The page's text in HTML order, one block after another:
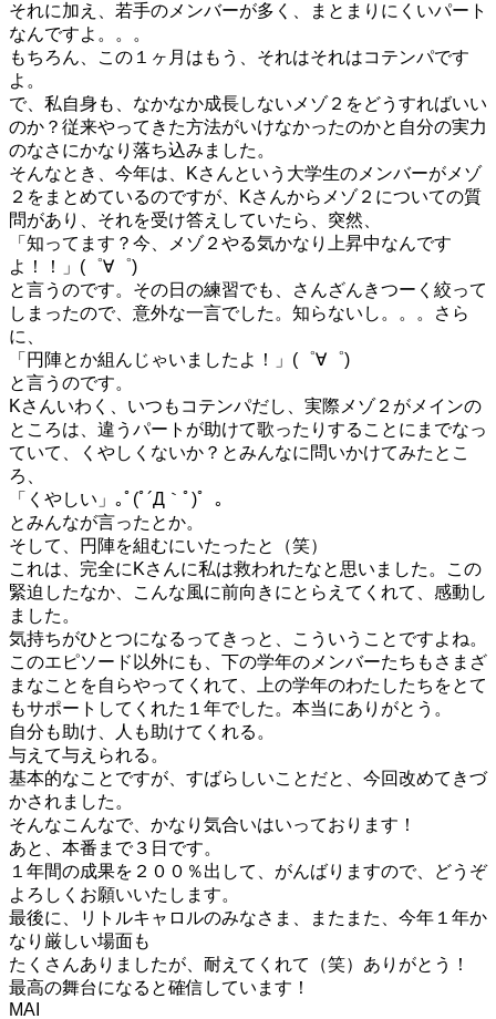
それに加え、若手のメンバーが多く、まとまりにくいパート
なんですよ。。。
もちろん、この１ヶ月はもう、それはそれはコテンパです
よ。
で、私自身も、なかなか成長しないメゾ２をどうすればいい
のか？従来やってきた方法がいけなかったのかと自分の実力
のなさにかなり落ち込みました。
そんなとき、今年は、Kさんという大学生のメンバーがメゾ
２をまとめているのですが、Kさんからメゾ２についての質
問があり、それを受け答えしていたら、突然、
「知ってます？今、メゾ２やる気かなり上昇中なんです
よ！！」(゜∀゜)
と言うのです。その日の練習でも、さんざんきつーく絞って
しまったので、意外な一言でした。知らないし。。。さら
に、
「円陣とか組んじゃいましたよ！」(゜∀゜)
と言うのです。
Kさんいわく、いつもコテンパだし、実際メゾ２がメインの
ところは、違うパートが助けて歌ったりすることにまでなっ
ていて、くやしくないか？とみんなに問いかけてみたとこ
ろ、
「くやしい」｡ﾟ(ﾟ´Д｀ﾟ)゜｡
とみんなが言ったとか。
そして、円陣を組むにいたったと（笑）
これは、完全にKさんに私は救われたなと思いました。この
緊迫したなか、こんな風に前向きにとらえてくれて、感動し
ました。
気持ちがひとつになるってきっと、こういうことですよね。
このエピソード以外にも、下の学年のメンバーたちもさまざ
まなことを自らやってくれて、上の学年のわたしたちをとて
もサポートしてくれた１年でした。本当にありがとう。
自分も助け、人も助けてくれる。
与えて与えられる。
基本的なことですが、すばらしいことだと、今回改めてきづ
かされました。
そんなこんなで、かなり気合いはいっております！
あと、本番まで３日です。
１年間の成果を２００％出して、がんばりますので、どうぞ
よろしくお願いいたします。
最後に、リトルキャロルのみなさま、またまた、今年１年か
なり厳しい場面も
たくさんありましたが、耐えてくれて（笑）ありがとう！
最高の舞台になると確信しています！
MAI